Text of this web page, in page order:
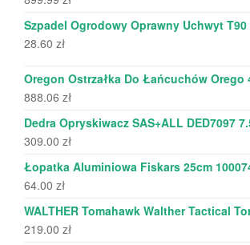
Szpadel Ogrodowy Oprawny Uchwyt T90
28.60 zł
Oregon Ostrzałka Do Łańcuchów Orego
888.06 zł
Dedra Opryskiwacz SAS+ALL DED7097
309.00 zł
Łopatka Aluminiowa Fiskars 25cm
64.00 zł
WALTHER Tomahawk Walther Tactical
219.00 zł